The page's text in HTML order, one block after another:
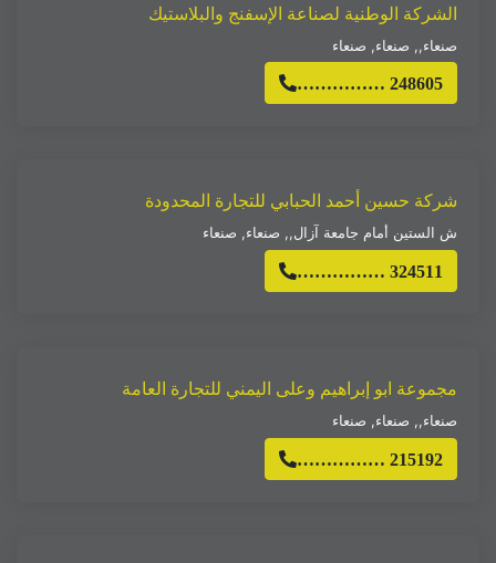
الشركة الوطنية لصناعة الإسفنج والبلاستيك
صنعاء,, صنعاء, صنعاء
…………… 248605
شركة حسين أحمد الحبابي للتجارة المحدودة
ش الستين أمام جامعة آزال,, صنعاء, صنعاء
…………… 324511
مجموعة ابو إبراهيم وعلى اليمني للتجارة العامة
صنعاء,, صنعاء, صنعاء
…………… 215192